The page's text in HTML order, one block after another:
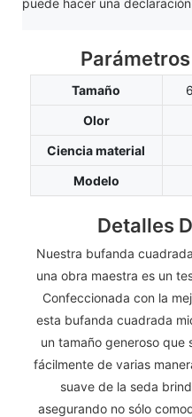
puede hacer una
Tamaño
Olor
Ciencia material
Modelo
Detalles
Nuestra bufanda
una obra maestra es un
Confeccionada con la
esta bufanda cuadrada
un tamaño generoso
fácilmente de varias
suave de la seda
asegurando no sólo